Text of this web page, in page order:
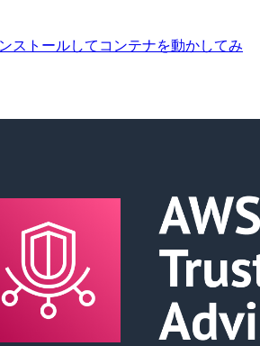
ストールしてコンテナを動かしてみ